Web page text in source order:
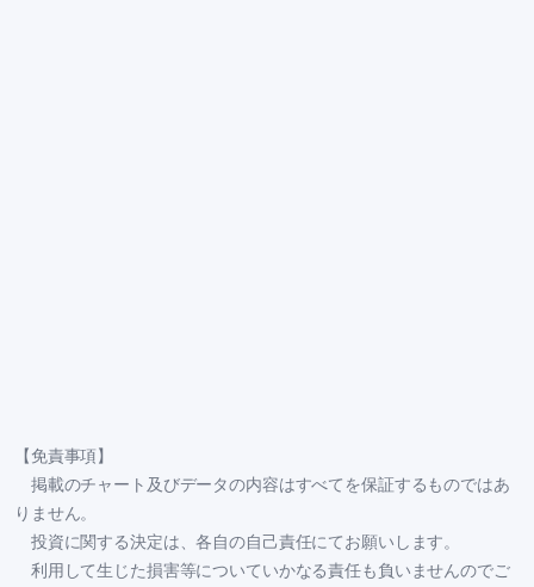
【免責事項】
掲載のチャート及びデータの内容はすべてを保証するものではあ
りません。
投資に関する決定は、各自の自己責任にてお願いします。
利用して生じた損害等についていかなる責任も負いませんのでご